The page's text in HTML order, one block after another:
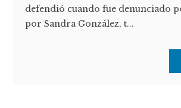
defendió cuando fue denunciado
por Sandra González, t...